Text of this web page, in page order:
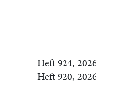
Heft 924, 2026
Heft 920, 2026